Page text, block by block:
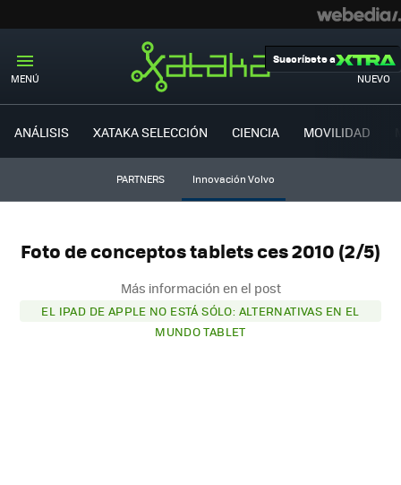
MENÚ NUEVO
Suscríbete a
ANÁLISIS XATAKA SELECCIÓN CIENCIA MOVILIDAD
PARTNERS Innovación Volvo
Foto de conceptos tablets ces 2010 (2/5)
Más información en el post
EL IPAD DE APPLE NO ESTÁ SÓLO: ALTERNATIVAS EN EL
MUNDO TABLET